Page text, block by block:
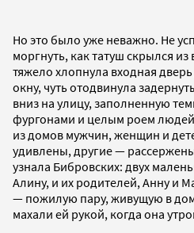
Но это было уже неважно. Не
моргнуть, как татуш скрылся из
тяжело хлопнула входная
окну, чуть отодвинула
вниз на улицу, заполненную
фургонами и целым роем
из домов мужчин, женщин и
удивлены, другие —
узнала Бибровских: двух
Алину, и их родителей, Анну и
— пожилую пару, живущую в
махали ей рукой, когда она